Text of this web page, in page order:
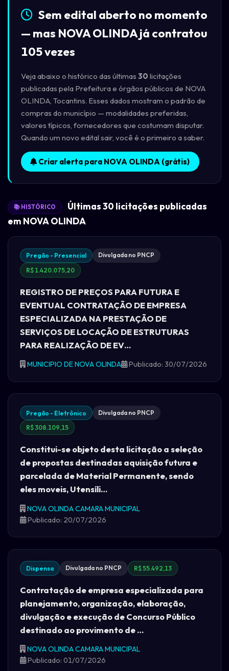
Sem edital aberto no momento
— mas NOVA OLINDA já contratou
105 vezes
Veja abaixo o histórico das últimas 30 licitações
publicadas pela Prefeitura e órgãos públicos de NOVA
OLINDA, Tocantins. Esses dados mostram o padrão de
compras do município — modalidades preferidas,
valores típicos, fornecedores que costumam disputar.
Quando um novo edital sair, você é o primeiro a saber.
Criar alerta para NOVA OLINDA (grátis)
📚 HISTÓRICO
Últimas 30 licitações publicadas
em NOVA OLINDA
Pregão - Presencial
Divulgada no PNCP
R$ 1.420.075,20
REGISTRO DE PREÇOS PARA FUTURA E
EVENTUAL CONTRATAÇÃO DE EMPRESA
ESPECIALIZADA NA PRESTAÇÃO DE
SERVIÇOS DE LOCAÇÃO DE ESTRUTURAS
PARA REALIZAÇÃO DE EV…
MUNICIPIO DE NOVA OLINDA Publicado: 30/07/2026
Pregão - Eletrônico
Divulgada no PNCP
R$ 308.109,15
Constitui-se objeto desta licitação a seleção
de propostas destinadas aquisição futura e
parcelada de Material Permanente, sendo
eles moveis, Utensíli…
NOVA OLINDA CAMARA MUNICIPAL
Publicado: 20/07/2026
Dispensa Divulgada no PNCP R$ 55.492,13
Contratação de empresa especializada para
planejamento, organização, elaboração,
divulgação e execução de Concurso Público
destinado ao provimento de …
NOVA OLINDA CAMARA MUNICIPAL
Publicado: 01/07/2026